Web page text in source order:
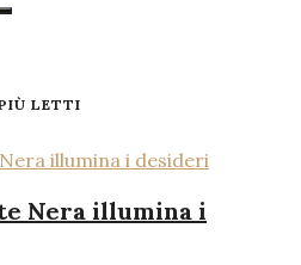
LETTI
Nera illumina i